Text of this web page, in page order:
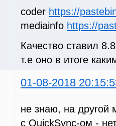
coder https://
mediainfo https://
Качество ставил
т.е оно в итоге
01-08-2018
не знаю, на другой
с QuickSync-ом -